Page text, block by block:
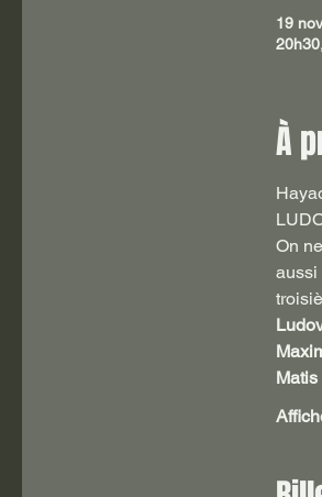
19
À
On
aussi